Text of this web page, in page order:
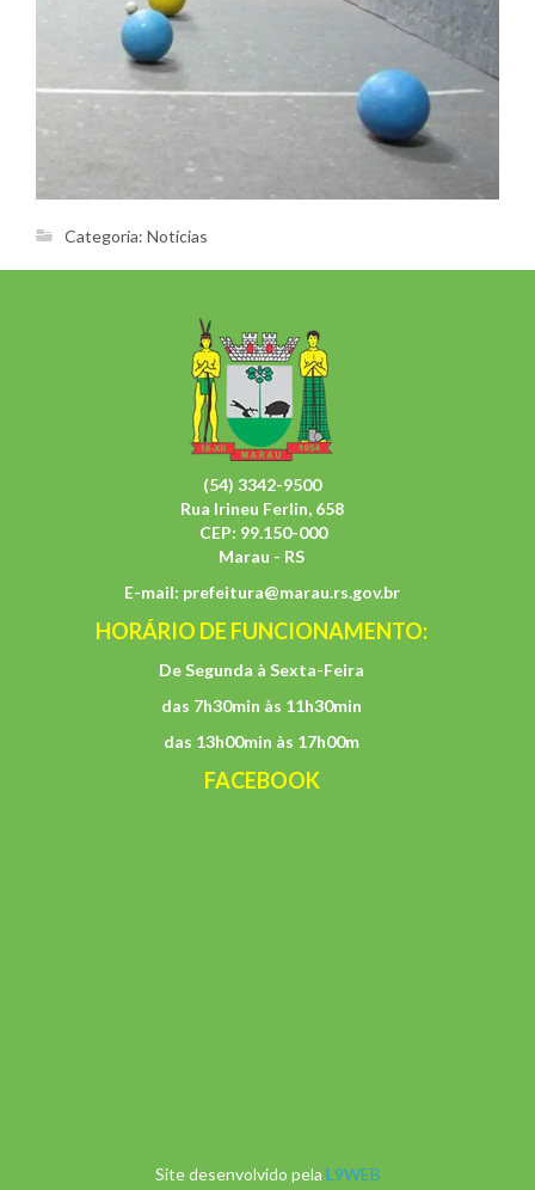
Categoria: Notícias
(54) 3342-9500
Rua Irineu Ferlin, 658
CEP: 99.150-000
Marau - RS
E-mail: prefeitura@marau.rs.gov.br
HORÁRIO DE FUNCIONAMENTO:
De Segunda à Sexta-Feira
das 7h30min às 11h30min
das 13h00min às 17h00m
FACEBOOK
Site desenvolvido pela L9WEB